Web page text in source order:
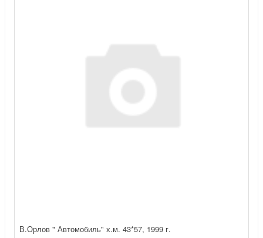
В.Орлов " Автомобиль" х.м. 43*57, 1999 г.